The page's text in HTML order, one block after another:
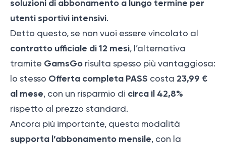
soluzioni di abbonamento a lungo termine per
utenti sportivi intensivi.
Detto questo, se non vuoi essere vincolato al
contratto ufficiale di 12 mesi, l’alternativa
tramite GamsGo risulta spesso più vantaggiosa:
lo stesso Offerta completa PASS costa 23,99 €
al mese, con un risparmio di circa il 42,8%
rispetto al prezzo standard.
Ancora più importante, questa modalità
supporta l’abbonamento mensile, con la